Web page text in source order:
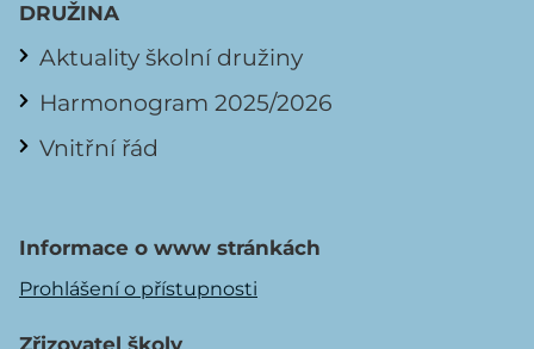
DRUŽINA
Aktuality školní družiny
Harmonogram 2025/2026
Vnitřní řád
Informace o www stránkách
Prohlášení o přístupnosti